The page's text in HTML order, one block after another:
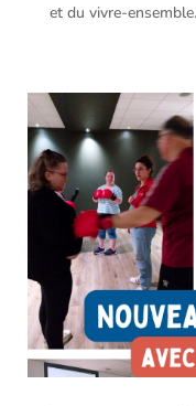
et du vivre-